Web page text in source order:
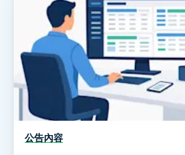
公告內容